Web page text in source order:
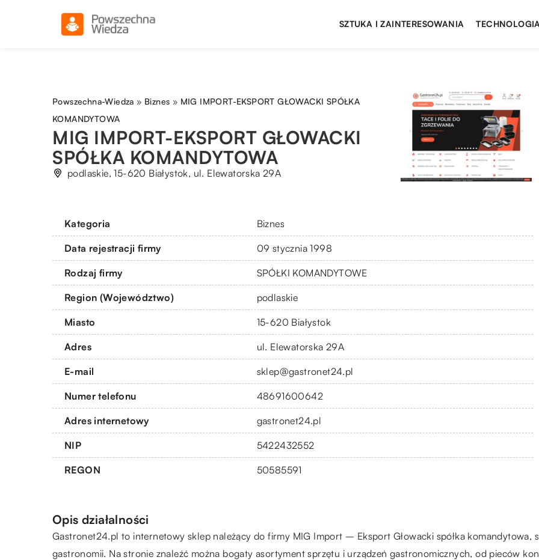
SZTUKA I ZAINTERESOWANIA
Powszechna-Wiedza » Biznes » MIG IMPORT-EKSPORT GŁOWACKI SPÓŁKA
KOMANDYTOWA
MIG IMPORT-EKSPORT GŁOWACKI
SPÓŁKA KOMANDYTOWA
podlaskie, 15-620 Białystok, ul. Elewatorska 29A
Kategoria Biznes
Data rejestracji firmy 09 stycznia 1998
Rodzaj firmy SPÓŁKI KOMANDYTOWE
Region (Województwo) podlaskie
Miasto 15-620 Białystok
Adres ul. Elewatorska 29A
E-mail sklep@gastronet24.pl
Numer telefonu 48691600642
Adres internetowy gastronet24.pl
NIP 5422432552
REGON 50585591
Opis działalności
Gastronet24.pl to internetowy sklep należący do firmy MIG Import – Eksport Głowacki spółka komandytowa,
gastronomii. Na stronie znaleźć można bogaty asortyment sprzętu i urządzeń gastronomicznych, od pieców